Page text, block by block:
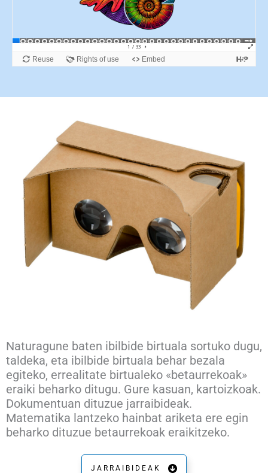
Naturagune baten ibilbide birtuala sortuko dugu,
taldeka, eta ibilbide birtuala behar bezala
egiteko, errealitate birtualeko «betaurrekoak»
eraiki beharko ditugu. Gure kasuan, kartoizkoak.
Dokumentuan dituzue jarraibideak.
Matematika lantzeko hainbat ariketa ere egin
beharko dituzue betaurrekoak eraikitzeko.
JARRAIBIDEAK